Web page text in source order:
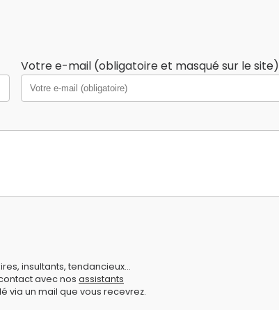
Votre e-mail (obligatoire et masqué sur le site)
insultants, tendancieux...
avec nos assistants
via un mail que vous recevrez.